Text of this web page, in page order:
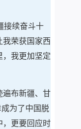
接续奋斗十
我荣获国家西
，我更加坚定
遍布新疆、甘
为了中国脱
，更要回应时